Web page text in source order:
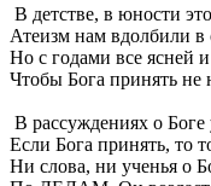
В детстве, в юности
Атеизм нам вдолбили в
Но с годами все ясней
Чтобы Бога принять
В рассуждениях о
Если Бога принять, то
Ни слова, ни ученья о